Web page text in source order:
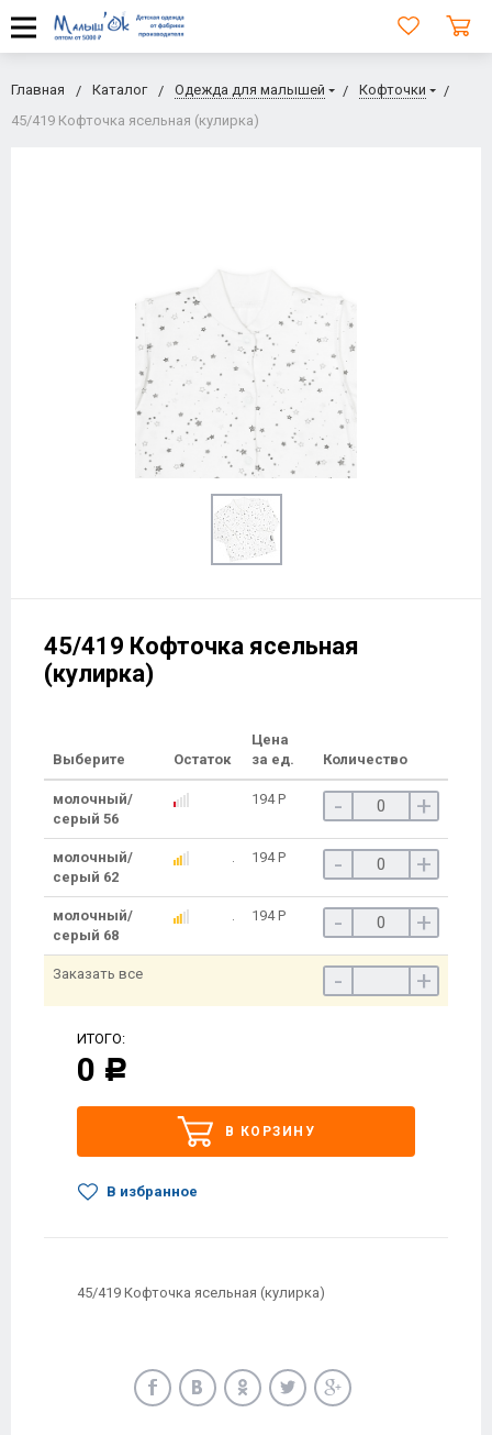
Главная Каталог Одежда для малышей
Кофточки
45/419 Кофточка ясельная (кулирка)
45/419 Кофточка ясельная
(кулирка)
Выберите Остаток
Цена
за ед.
Количество
молочный/
серый 56
194Р - +
молочный/
серый 62
194Р - +
молочный/
серый 68
194Р - +
- +
ИТОГО:
0 Р
В КОРЗИНУ
В избранное
45/419 Кофточка ясельная (кулирка)